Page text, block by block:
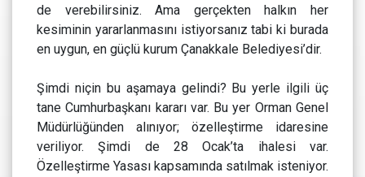
de verebilirsiniz. Ama gerçekten halkın her
kesiminin yararlanmasını istiyorsanız tabi ki burada
en uygun, en güçlü kurum Çanakkale Belediyesi’dir.
Şimdi niçin bu aşamaya gelindi? Bu yerle ilgili üç
tane Cumhurbaşkanı kararı var. Bu yer Orman Genel
Müdürlüğünden alınıyor; özelleştirme idaresine
veriliyor. Şimdi de 28 Ocak’ta ihalesi var.
Özelleştirme Yasası kapsamında satılmak isteniyor.